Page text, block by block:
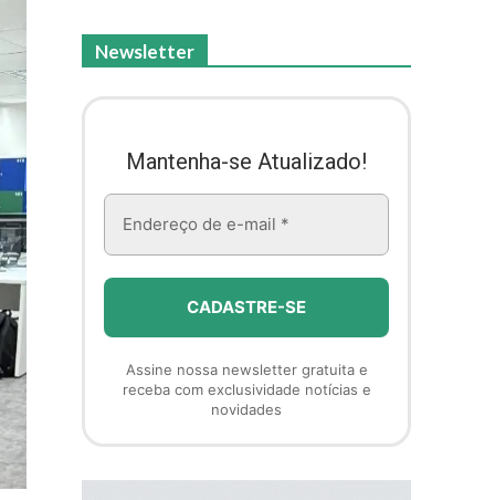
Newsletter
Mantenha-se Atualizado!
Assine nossa newsletter gratuita e
receba com exclusividade notícias e
novidades